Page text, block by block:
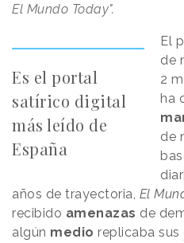
El Mundo Today".
Es el portal
satírico digital
más leído de
España
El
de
2
ha
de
años de trayectoria, El
recibido amenazas de
algún medio replicaba sus